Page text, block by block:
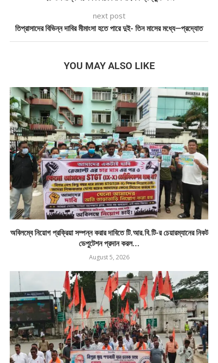
next post
তিপ্রাসাদের বিভিন্ন দাবির মীমাংসা হতে পারে দুই- তিন মাসের মধ্যে—প্রদ্যোত
YOU MAY ALSO LIKE
অবিলম্বে নিয়োগ প্রক্রিয়া সম্পন্ন করার দাবিতে টি.আর.বি.টি-র চেয়ারম্যানের নিকট
ডেপুটেশন প্রদান করল...
August 5, 2026